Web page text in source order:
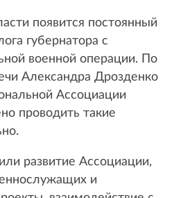
появится постоянный
губернатора с
военной операции. По
Александра Дрозденко
Ассоциации
проводить такие
развитие Ассоциации,
и